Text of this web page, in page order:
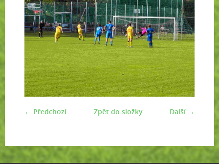
← Předchozí Další →
Zpět do složky